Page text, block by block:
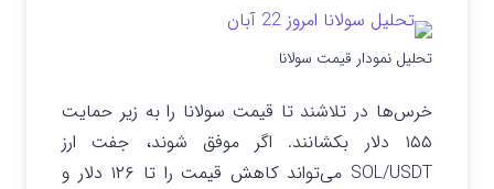
تحلیل نمودار قیمت سولانا
خرس‌ها در تلاشند تا قیمت سولانا را به زیر حمایت
۱۵۵ دلار بکشانند. اگر موفق شوند، جفت ارز
SOL/USDT می‌تواند کاهش قیمت را تا ۱۲۶ دلار و